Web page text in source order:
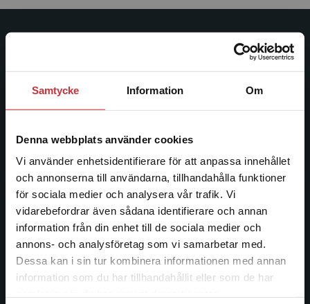
Samtycke Information Om
Denna webbplats använder cookies
Vi använder enhetsidentifierare för att anpassa innehållet
och annonserna till användarna, tillhandahålla funktioner
för sociala medier och analysera vår trafik. Vi
vidarebefordrar även sådana identifierare och annan
information från din enhet till de sociala medier och
annons- och analysföretag som vi samarbetar med.
Dessa kan i sin tur kombinera informationen med annan
information som du har tillhandahållit eller som de har
Begränsad fraktregion
Det verkar som att du besöker
Studentlitteratur grundades 1963 och är idag Sveriges
ledande utbildningsförlag. Med läromedel, kurslitteratur,
facklitteratur, utbildningar och digitala
längs hela kunskapsresan.
Kontakta oss
Kontakta oss
046-31 20 00
Postadress:
Box 141
221 00 Lund